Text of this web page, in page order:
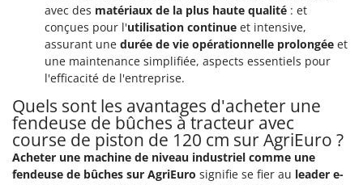
Olix
OMA
Omas
Ompagrill
Ooni
Oriental Koshin
Outdoorchef
avec des matériaux de la plus haute qualité : et
conçues pour l'utilisation continue et intensive,
assurant une durée de vie opérationnelle prolongée et
une maintenance simplifiée, aspects essentiels pour
l'efficacité de l'entreprise.
Quels sont les avantages d'acheter une
fendeuse de bûches à tracteur avec
course de piston de 120 cm sur AgriEuro ?
Acheter une machine de niveau industriel comme une
fendeuse de bûches sur AgriEuro signifie se fier au leader e-